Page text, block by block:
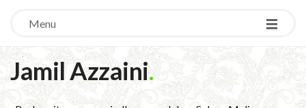
Menu
Jamil Azzaini.